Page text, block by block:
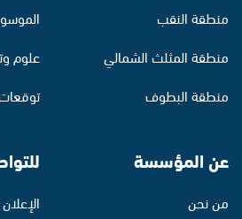
منطقة النقب
منطقة المثلث الشمالي
منطقة البطوف
علوم
عن المؤسسة
من نحن